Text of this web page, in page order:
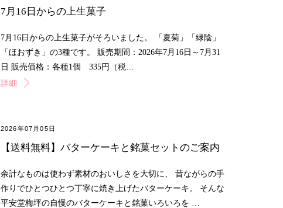
7月16日からの上生菓子
7月16日からの上生菓子がそろいました。 「夏菊」「緑陰」
「ほおずき」の3種です。 販売期間：2026年7月16日～7月31
日 販売価格：各種1個 335円（税…
詳細
2026年07月05日
【送料無料】バターケーキと銘菓セットのご案内
余計なものは使わず素材のおいしさを大切に、 昔ながらの手
作りでひとつひとつ丁寧に焼き上げたバターケーキ。 そんな
平安堂梅坪の自慢のバターケーキと銘菓いろいろを …